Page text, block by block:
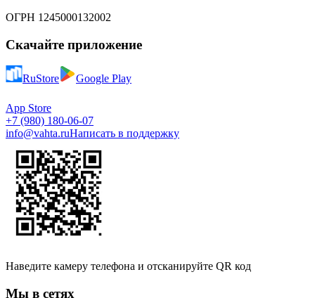
ОГРН 1245000132002
Скачайте приложение
RuStore Google Play
App Store
+7 (980) 180-06-07
info@vahta.ruНаписать в поддержку
Наведите камеру телефона и отсканируйте QR код
Мы в сетях